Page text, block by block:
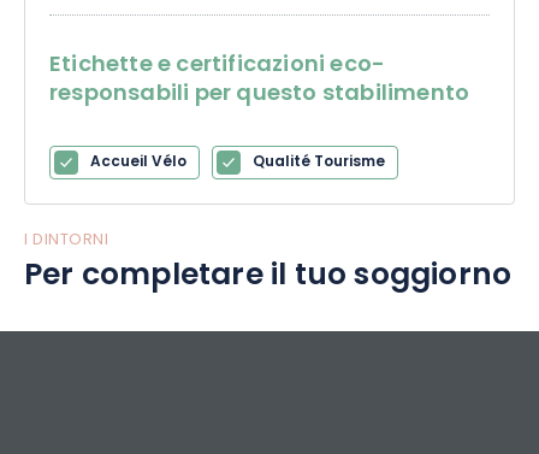
Etichette e certificazioni eco-
responsabili per questo stabilimento
Accueil Vélo Qualité Tourisme
I DINTORNI
Per completare il tuo soggiorno